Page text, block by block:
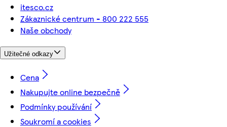
itesco.cz
Zákaznické centrum - 800 222 555
Naše obchody
Užitečné odkazy
Cena
Nakupujte online bezpečně
Podmínky používání
Soukromí a cookies